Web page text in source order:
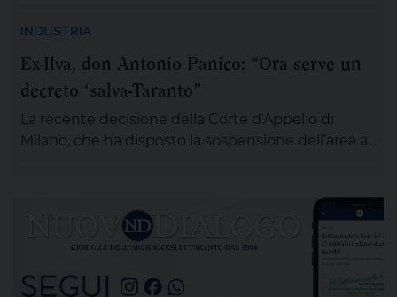
preghiera e rendergli un ultimo saluto. Alle ore 20
ci si ritroverà come Comunità educativa pastorale
INDUSTRIA
Ex-Ilva, don Antonio Panico: “Ora serve un
decreto ‘salva-Taranto”
La recente decisione della Corte d’Appello di
Milano, che ha disposto la sospensione dell’area a
alla completa bonifica dell’amianto e alla riduzione
delle emissioni di polveri sottili, rappresenta un
passaggio destinato a segnare la lunga vicenda
dello stabilimento siderurgico. Una pronuncia che
[…]